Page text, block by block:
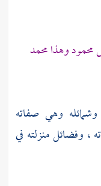
وهذا محمد
وهي صفاته
، وفضائل منزلته في